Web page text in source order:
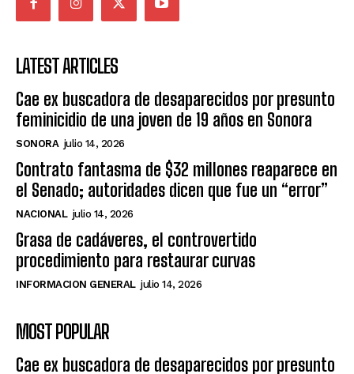
LATEST ARTICLES
Cae ex buscadora de desaparecidos por presunto
feminicidio de una joven de 19 años en Sonora
SONORA julio 14, 2026
Contrato fantasma de $32 millones reaparece en
el Senado; autoridades dicen que fue un “error”
NACIONAL julio 14, 2026
Grasa de cadáveres, el controvertido
procedimiento para restaurar curvas
INFORMACION GENERAL julio 14, 2026
MOST POPULAR
Cae ex buscadora de desaparecidos por presunto